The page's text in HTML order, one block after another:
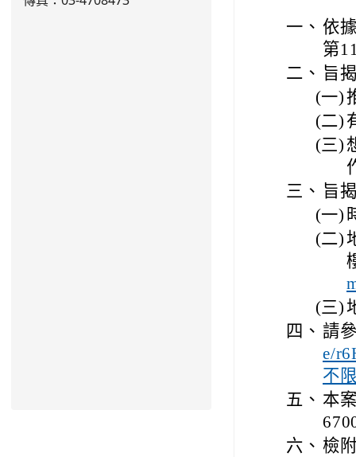
一、 依
第
二、 旨
(一)
(二)
(三)
三、 旨
(一)
(二)
(三)
四、 請
e/
不
五、 本
六、 檢